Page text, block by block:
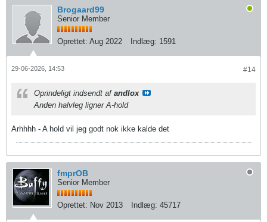
Brogaard99
Senior Member
Oprettet: Aug 2022 Indlæg: 1591
#14
29-06-2026, 14:53
Oprindeligt indsendt af andlox
Anden halvleg ligner A-hold
Arhhhh - A hold vil jeg godt nok ikke kalde det
fmprOB
Senior Member
Oprettet: Nov 2013 Indlæg: 45717